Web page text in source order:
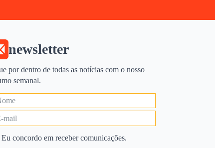
newsletter
por dentro de todas as notícias com o nosso
semanal.
Eu concordo em receber comunicações.